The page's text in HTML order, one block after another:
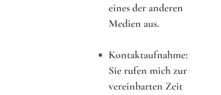
eines der anderen
Medien aus.
Kontaktaufnahme:
Sie rufen mich zur
vereinbarten Zeit